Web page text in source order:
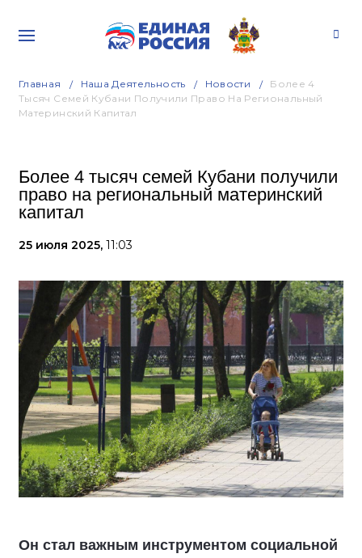
Главная Наша Деятельность Новости
Более 4
Тысяч Семей Кубани Получили Право На Региональный
Материнский Капитал
Более 4 тысяч семей Кубани получили
право на региональный материнский
капитал
25 июля 2025, 11:03
Он стал важным инструментом социальной